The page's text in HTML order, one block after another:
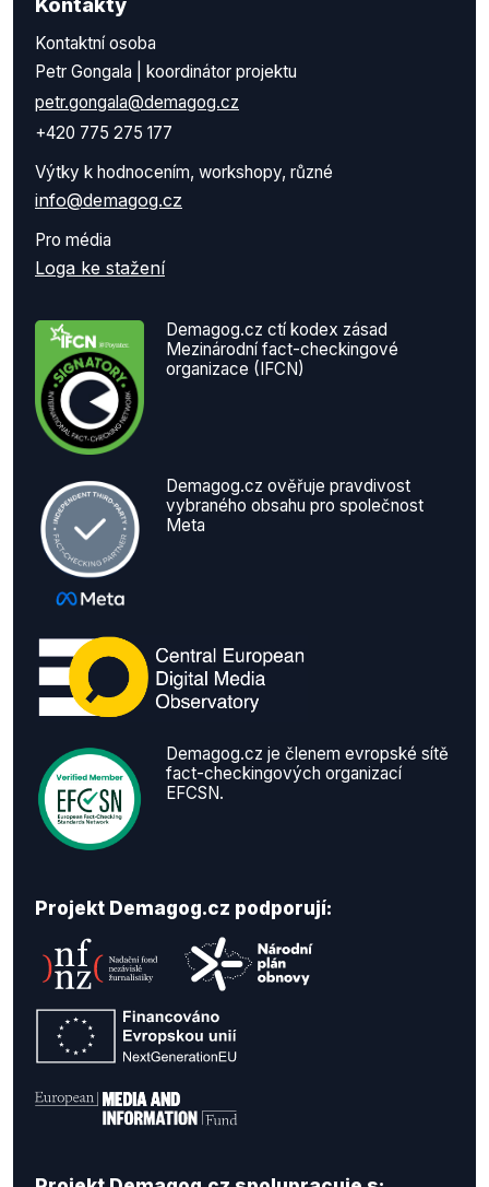
Kontakty
Kontaktní osoba
Petr Gongala | koordinátor projektu
petr.gongala@demagog.cz
+420 775 275 177
Výtky k hodnocením, workshopy, různé
info@demagog.cz
Pro média
Loga ke stažení
Demagog.cz ctí kodex zásad
Mezinárodní fact-checkingové
organizace (IFCN)
Demagog.cz ověřuje pravdivost
vybraného obsahu pro společnost
Meta
Demagog.cz je členem evropské sítě
fact-checkingových organizací
EFCSN.
Projekt Demagog.cz podporují: